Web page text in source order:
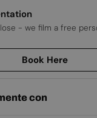
- we film a free
Book Here
con